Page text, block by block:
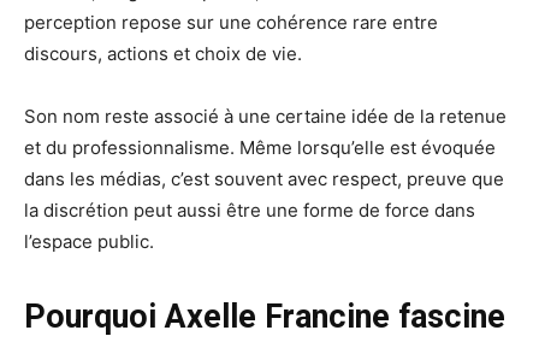
perception repose sur une cohérence rare entre
discours, actions et choix de vie.
Son nom reste associé à une certaine idée de la retenue
et du professionnalisme. Même lorsqu’elle est évoquée
dans les médias, c’est souvent avec respect, preuve que
la discrétion peut aussi être une forme de force dans
l’espace public.
Pourquoi Axelle Francine fascine